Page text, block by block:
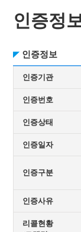
인증정
인증정보
인증기관
인증번호
인증상태
인증일자
인증구분
인증사유
리콜현황